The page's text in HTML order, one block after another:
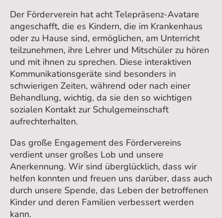
Der Förderverein hat acht Telepräsenz-Avatare
angeschafft, die es Kindern, die im Krankenhaus
oder zu Hause sind, ermöglichen, am Unterricht
teilzunehmen, ihre Lehrer und Mitschüler zu hören
und mit ihnen zu sprechen. Diese interaktiven
Kommunikationsgeräte sind besonders in
schwierigen Zeiten, während oder nach einer
Behandlung, wichtig, da sie den so wichtigen
sozialen Kontakt zur Schulgemeinschaft
aufrechterhalten.
Das große Engagement des Fördervereins
verdient unser großes Lob und unsere
Anerkennung. Wir sind überglücklich, dass wir
helfen konnten und freuen uns darüber, dass auch
durch unsere Spende, das Leben der betroffenen
Kinder und deren Familien verbessert werden
kann.